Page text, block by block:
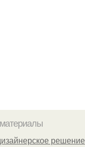
решение